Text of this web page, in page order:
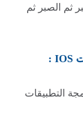
ثم الصبر ثم
التطبيقات